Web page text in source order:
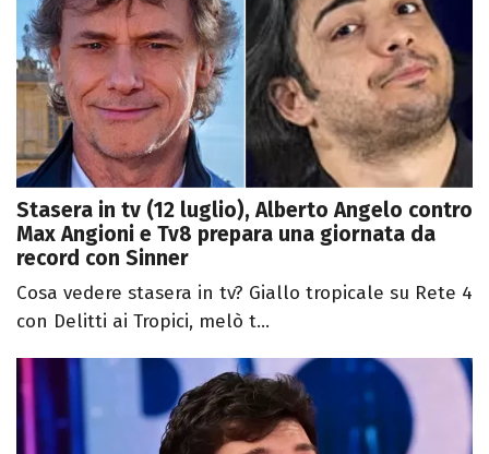
Stasera in tv (12 luglio), Alberto Angelo contro
Max Angioni e Tv8 prepara una giornata da
record con Sinner
Cosa vedere stasera in tv? Giallo tropicale su Rete 4
con Delitti ai Tropici, melò t...